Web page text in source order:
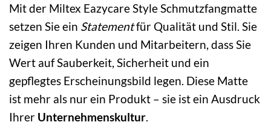
Mit der Miltex Eazycare Style Schmutzfangmatte
setzen Sie ein Statementfür Qualität und Stil. Sie
zeigen Ihren Kunden und Mitarbeitern, dass Sie
Wert auf Sauberkeit, Sicherheit und ein
gepflegtes Erscheinungsbild legen. Diese Matte
ist mehr als nur ein Produkt – sie ist ein Ausdruck
Ihrer Unternehmenskultur.